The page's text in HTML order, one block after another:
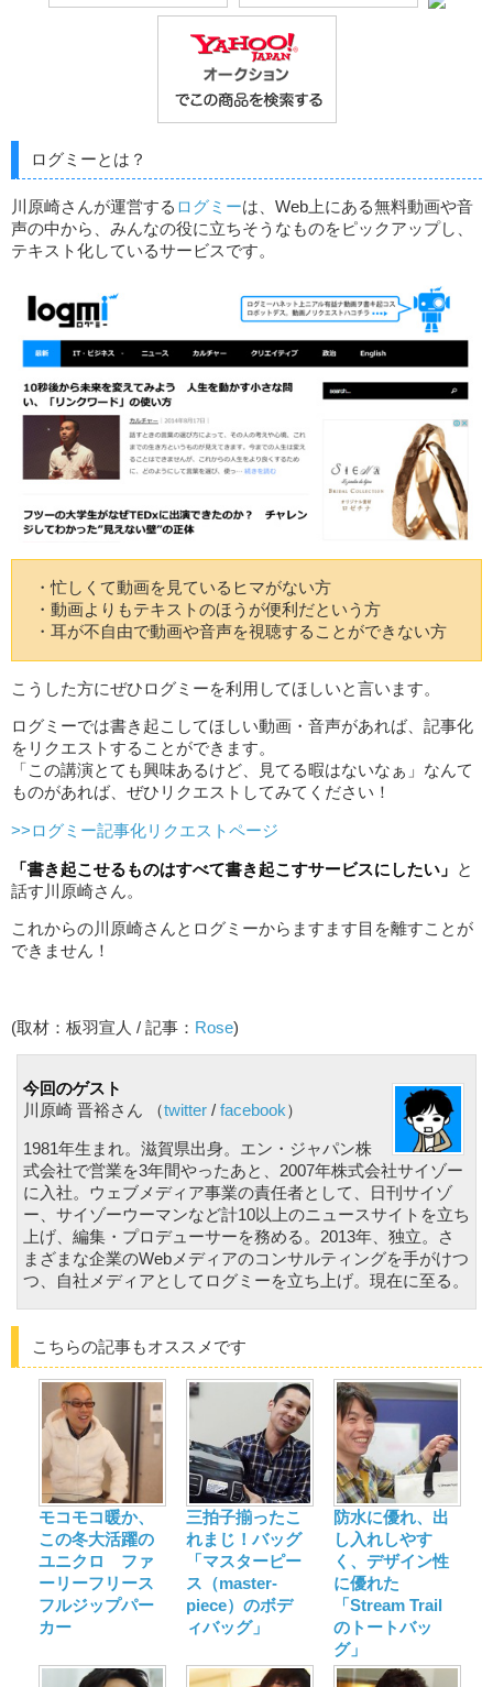
ログミーとは？
川原崎さんが運営する ログミーは、Web上にある無料動画や音
声の中から、みんなの役に立ちそうなものをピックアップし、
テキスト化しているサービスです。
・忙しくて動画を見ているヒマがない方
・動画よりもテキストのほうが便利だという方
・耳が不自由で動画や音声を視聴することができない方
こうした方にぜひログミーを利用してほしいと言います。
ログミーでは書き起こしてほしい動画・音声があれば、記事化
をリクエストすることができます。
「この講演とても興味あるけど、見てる暇はないなぁ」なんて
ものがあれば、ぜひリクエストしてみてください！
>>ログミー記事化リクエストページ
「書き起こせるものはすべて書き起こすサービスにしたい」
と
話す川原崎さん。
これからの川原崎さんとログミーからますます目を離すことが
できません！
(取材：板羽宣人 / 記事： Rose)
今回のゲスト
川原崎 晋裕さん （twitter / facebook）
1981年生まれ。滋賀県出身。エン・ジャパン株
式会社で営業を3年間やったあと、2007年株式会社サイゾー
に入社。ウェブメディア事業の責任者として、日刊サイゾ
ー、サイゾーウーマンなど計10以上のニュースサイトを立ち
上げ、編集・プロデューサーを務める。2013年、独立。さ
まざまな企業のWebメディアのコンサルティングを手がけつ
つ、自社メディアとしてログミーを立ち上げ。現在に至る。
こちらの記事もオススメです
モコモコ暖か、
この冬大活躍の
ユニクロ ファ
ーリーフリース
フルジップパー
カー
三拍子揃ったこ
れまじ！バッグ
「マスターピー
ス（master-
piece）のボデ
ィバッグ」
防水に優れ、出
し入れしやす
く、デザイン性
に優れた
「Stream Trail
のトートバッ
グ」